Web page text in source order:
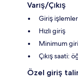
Varış/Çıkış
Giriş
Hızlı giriş
Minimum
Çıkış saati:
Özel giriş